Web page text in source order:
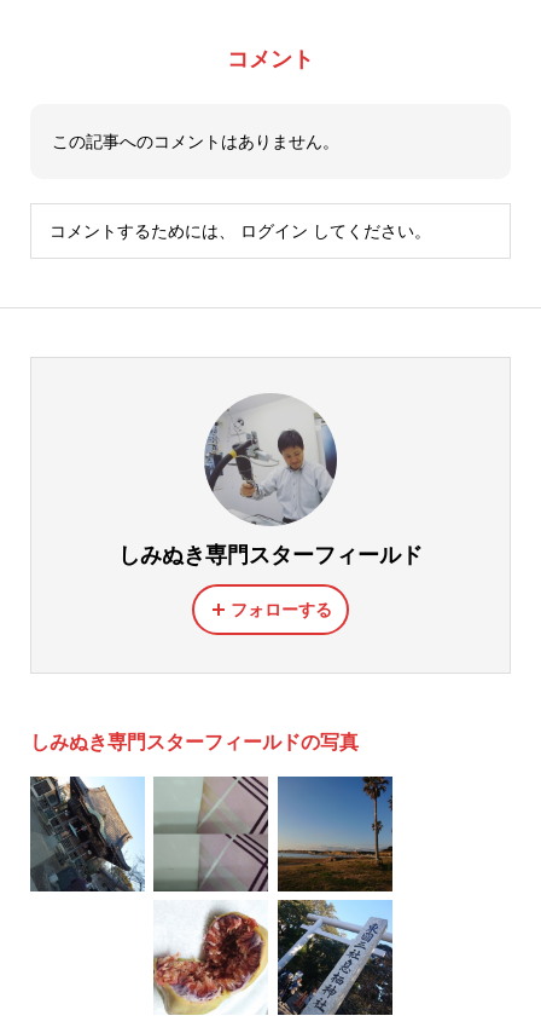
コメント
この記事へのコメントはありません。
コメントするためには、 ログイン してください。
しみぬき専門スターフィールド
フォローする
しみぬき専門スターフィールドの写真